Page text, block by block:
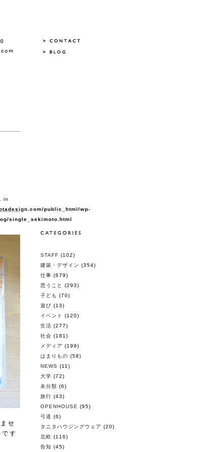
in
public_html/wp-
single_sekimoto.html
せ
す
STAFF (102)
建築・デザイン (354)
仕事 (679)
思うこと
(293)
子ども (70)
遊び (13)
イベント
(120)
生活 (277)
社会 (181)
メディア (199)
はまりもの (58)
NEWS (11)
大学 (72)
未分類 (6)
旅行 (43)
OPENHOUSE (95)
弓道 (6)
タニタハウジングウェア (20)
北欧 (116)
告知 (45)